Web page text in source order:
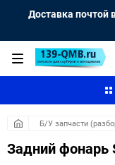
Доставка почтой
Б/У запчасти
Задний фонарь